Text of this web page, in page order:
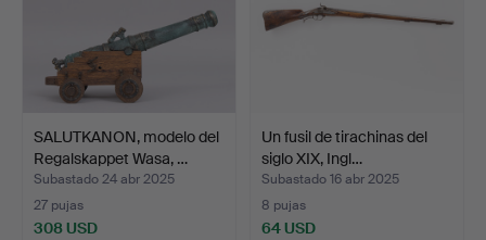
SALUTKANON, modelo del
Regalskappet Wasa, …
Subastado 24 abr 2025
27 pujas
308 USD
Un fusil de tirachinas del
siglo XIX, Ingl…
Subastado 16 abr 2025
8 pujas
64 USD